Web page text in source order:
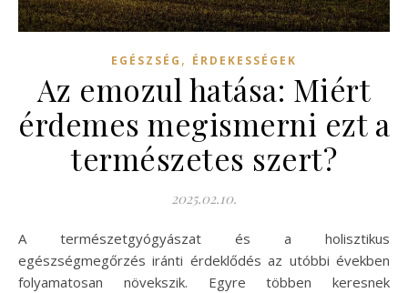
EGÉSZSÉG , ÉRDEKESSÉGEK
Az emozul hatása: Miért
érdemes megismerni ezt a
természetes szert?
2025.02.10.
A természetgyógyászat és a holisztikus
egészségmegőrzés iránti érdeklődés az utóbbi években
folyamatosan növekszik. Egyre többen keresnek